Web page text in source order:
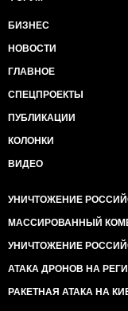
БИЗНЕС
НОВОСТИ
ГЛАВНОЕ
СПЕЦПРОЕКТЫ
ПУБЛИКАЦИИ
КОЛОНКИ
ВИДЕО
УНИЧТОЖЕНИЕ
МАССИРОВАННЫЙ
УНИЧТОЖЕНИЕ
АТАКА ДРОНОВ НА
РАКЕТНАЯ АТАКА НА